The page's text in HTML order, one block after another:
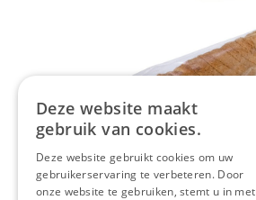
Deze website maakt
gebruik van cookies.
Deze website gebruikt cookies om uw
gebruikerservaring te verbeteren. Door
onze website te gebruiken, stemt u in met